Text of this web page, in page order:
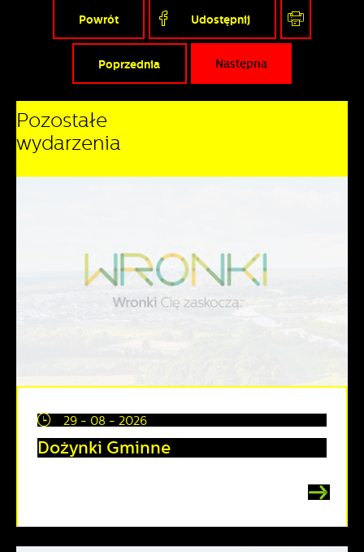
Powrót Udostępnij
Poprzednia Następna
Pozostałe
wydarzenia
29 - 08 - 2026
Dożynki Gminne